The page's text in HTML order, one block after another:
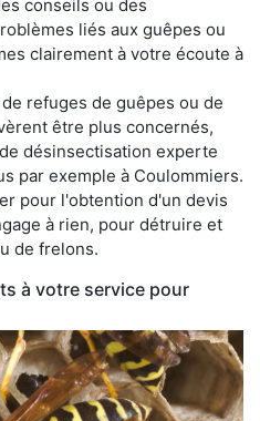
conseils ou des
liés aux guêpes ou
clairement à votre écoute à
refuges de guêpes ou de
être plus concernés,
désinsectisation experte
par exemple à Coulommiers.
pour l'obtention d'un devis
à rien, pour détruire et
de frelons.
à votre service pour